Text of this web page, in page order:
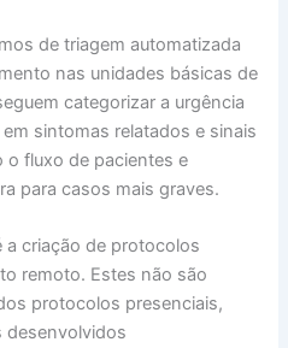
de triagem automatizada
nas unidades básicas de
categorizar a urgência
sintomas relatados e sinais
fluxo de pacientes e
para casos mais graves.
criação de protocolos
remoto. Estes não são
protocolos presenciais,
desenvolvidos